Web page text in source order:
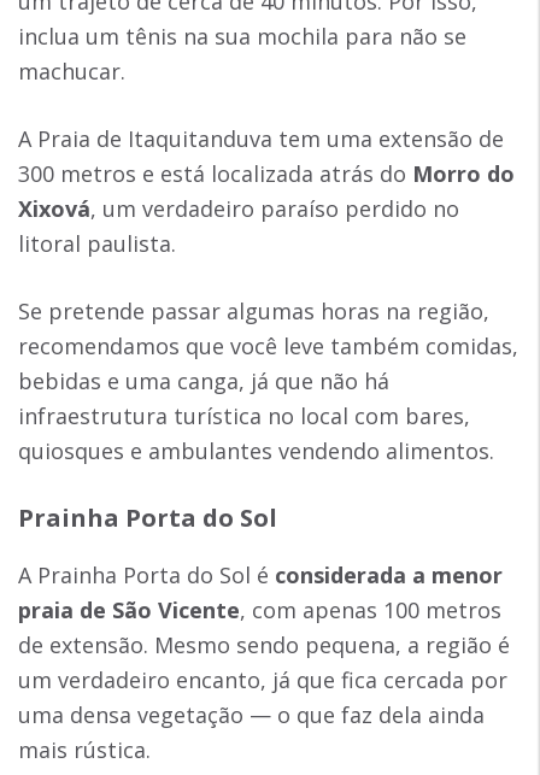
inclua um tênis na sua mochila para não se
machucar.
A Praia de Itaquitanduva tem uma extensão de
300 metros e está localizada atrás do Morro do
Xixová, um verdadeiro paraíso perdido no
litoral paulista.
Se pretende passar algumas horas na região,
recomendamos que você leve também comidas,
bebidas e uma canga, já que não há
infraestrutura turística no local com bares,
quiosques e ambulantes vendendo alimentos.
Prainha Porta do Sol
A Prainha Porta do Sol é considerada a menor
praia de São Vicente, com apenas 100 metros
de extensão. Mesmo sendo pequena, a região é
um verdadeiro encanto, já que fica cercada por
uma densa vegetação — o que faz dela ainda
mais rústica.